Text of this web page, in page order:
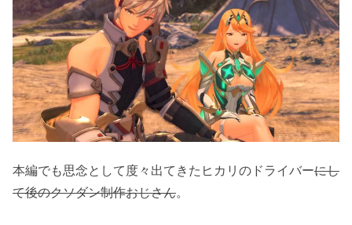
本編でも思念として度々出てきたヒカリのドライバーにし
て後のクソダン制作おじさん。